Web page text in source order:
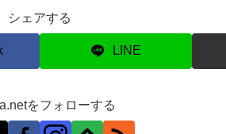
シェアする
LINE
をフォローする